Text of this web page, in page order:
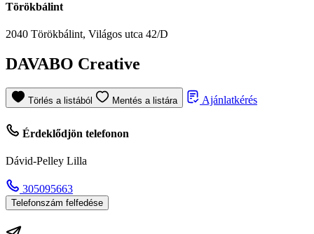
Törökbálint
2040 Törökbálint, Világos utca 42/D
DAVABO Creative
Törlés a listából Mentés a listára Ajánlatkérés
Érdeklődjön telefonon
Dávid-Pelley Lilla
305095663
Telefonszám felfedése